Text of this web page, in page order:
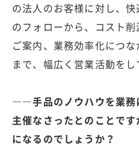
の法人のお客様に対し、
のフォローから、コスト
ご案内、業務効率化につ
まで、幅広く営業活動をし
――手品のノウハウを業務
主催なさったとのことで
になるのでしょうか？